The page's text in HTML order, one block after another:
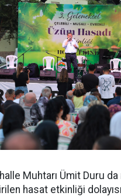
Muhtarı Ümit Duru
hasat etkinliği